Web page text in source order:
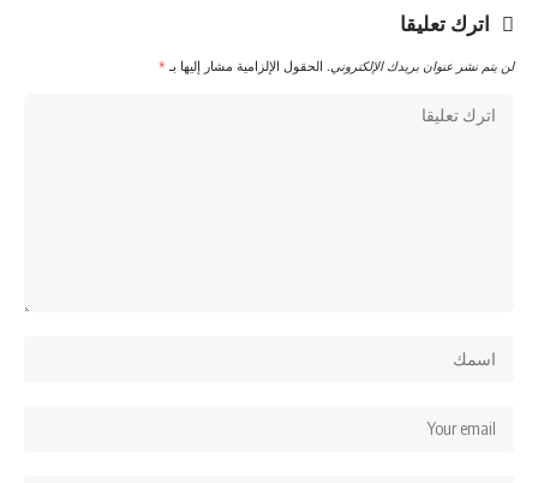
اترك تعليقا
لن يتم نشر عنوان بريدك الإلكتروني. الحقول الإلزامية مشار إليها بـ *